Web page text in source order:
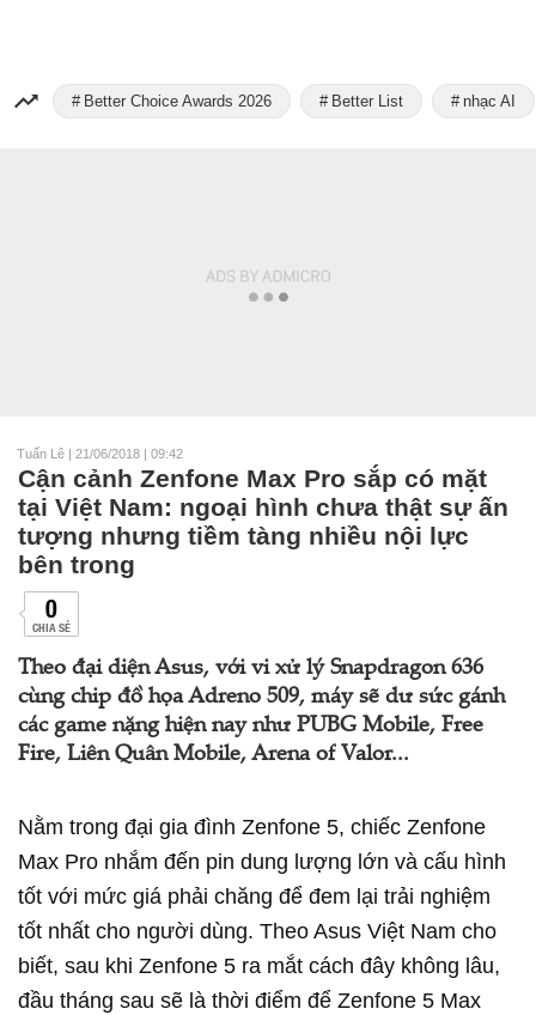
Better Choice Awards 2026 Better List nhạc AI
Tuấn Lê | 21/06/2018 | 09:42
Cận cảnh Zenfone Max Pro sắp có mặt
tại Việt Nam: ngoại hình chưa thật sự ấn
tượng nhưng tiềm tàng nhiều nội lực
bên trong
0
CHIA SẺ
Theo đại diện Asus, với vi xử lý Snapdragon 636
cùng chip đồ họa Adreno 509, máy sẽ dư sức gánh
các game nặng hiện nay như PUBG Mobile, Free
Fire, Liên Quân Mobile, Arena of Valor...
Nằm trong đại gia đình Zenfone 5, chiếc Zenfone
Max Pro nhắm đến pin dung lượng lớn và cấu hình
tốt với mức giá phải chăng để đem lại trải nghiệm
tốt nhất cho người dùng. Theo Asus Việt Nam cho
biết, sau khi Zenfone 5 ra mắt cách đây không lâu,
đầu tháng sau sẽ là thời điểm để Zenfone 5 Max